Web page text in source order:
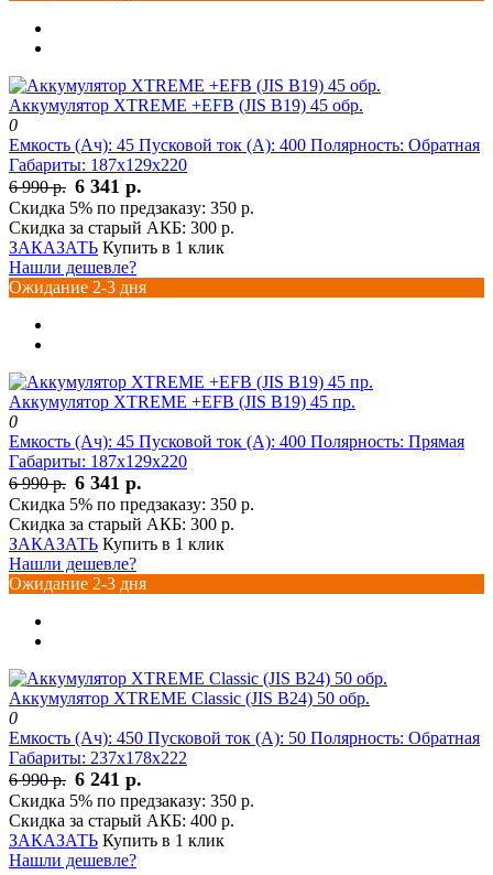
Аккумулятор XTREME +EFB (JIS B19) 45 обр.
0
Емкость (Ач): 45 Пусковой ток (А): 400 Полярность: Обратная
Габариты: 187x129x220
6 990 р. 6 341 р.
Скидка 5% по предзаказу: 350 р.
Скидка за старый АКБ: 300 р.
ЗАКАЗАТЬ Купить в 1 клик
Нашли дешевле?
Ожидание 2-3 дня
Аккумулятор XTREME +EFB (JIS B19) 45 пр.
0
Емкость (Ач): 45 Пусковой ток (А): 400 Полярность: Прямая
Габариты: 187x129x220
6 990 р. 6 341 р.
Скидка 5% по предзаказу: 350 р.
Скидка за старый АКБ: 300 р.
ЗАКАЗАТЬ Купить в 1 клик
Нашли дешевле?
Ожидание 2-3 дня
Аккумулятор XTREME Classic (JIS B24) 50 обр.
0
Емкость (Ач): 450 Пусковой ток (А): 50 Полярность: Обратная
Габариты: 237x178x222
6 990 р. 6 241 р.
Скидка 5% по предзаказу: 350 р.
Скидка за старый АКБ: 400 р.
ЗАКАЗАТЬ Купить в 1 клик
Нашли дешевле?